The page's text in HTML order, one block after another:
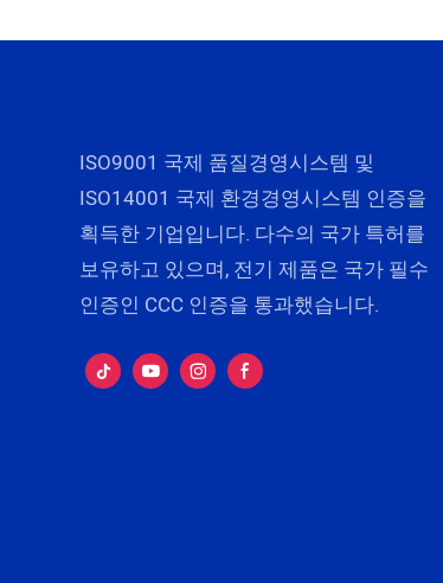
ISO9001 국제 품질경영시스템 및
ISO14001 국제 환경경영시스템 인증을
획득한 기업입니다. 다수의 국가 특허를
보유하고 있으며, 전기 제품은 국가 필수
인증인 CCC 인증을 통과했습니다.